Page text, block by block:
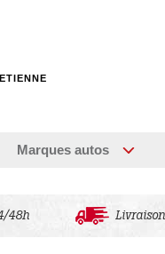
Marques autos
48h